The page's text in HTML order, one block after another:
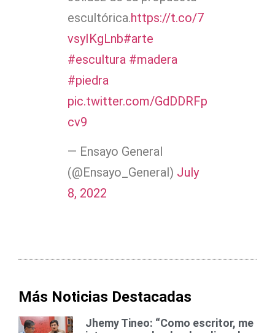
escultórica.https://t.co/7
vsyIKgLnb#arte
#escultura #madera
#piedra
pic.twitter.com/GdDDRFp
cv9
— Ensayo General
(@Ensayo_General) July
8, 2022
Más Noticias Destacadas
Jhemy Tineo: “Como escritor, me